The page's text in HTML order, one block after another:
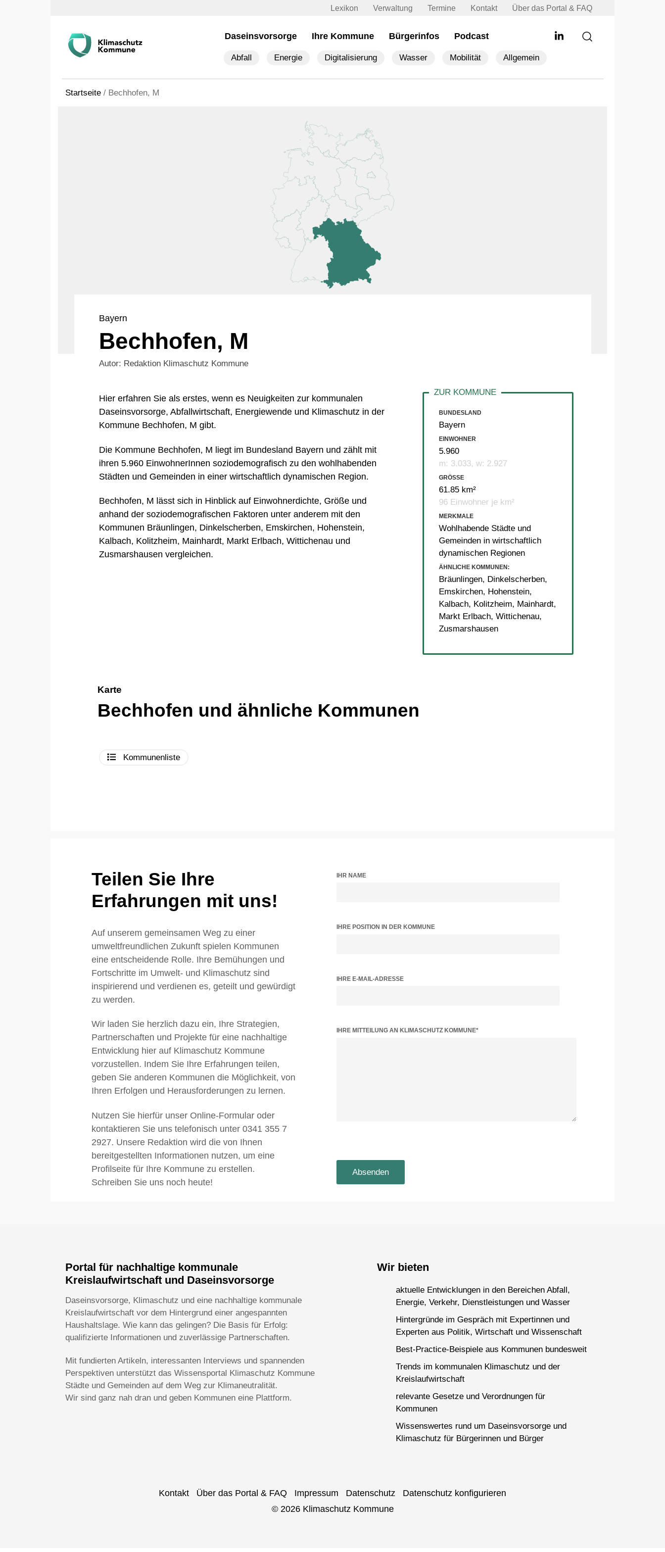
Lexikon Verwaltung Termine Kontakt Über das Portal & FAQ
Daseinsvorsorge Ihre Kommune Bürgerinfos Podcast
Abfall Energie Digitalisierung Wasser Mobilität Allgemein
Startseite / Bechhofen, M
Bayern
Bechhofen, M
Autor: Redaktion Klimaschutz Kommune
Hier erfahren Sie als erstes, wenn es Neuigkeiten zur kommunalen
Daseinsvorsorge, Abfallwirtschaft, Energiewende und Klimaschutz in der
Kommune Bechhofen, M gibt.
Die Kommune Bechhofen, M liegt im Bundesland Bayern und zählt mit
ihren 5.960 EinwohnerInnen soziodemografisch zu den wohlhabenden
Städten und Gemeinden in einer wirtschaftlich dynamischen Region.
Bechhofen, M lässt sich in Hinblick auf Einwohnerdichte, Größe und
anhand der soziodemografischen Faktoren unter anderem mit den
Kommunen Bräunlingen, Dinkelscherben, Emskirchen, Hohenstein,
Kalbach, Kolitzheim, Mainhardt, Markt Erlbach,Wittichenau und
Zusmarshausen vergleichen.
BUNDESLAND
Bayern
EINWOHNER
5.960
m: 3.033, w: 2.927
GRÖSSE
61.85 km²
96 Einwohner je km²
MERKMALE
Wohlhabende Städte und
Gemeinden in wirtschaftlich
dynamischen Regionen
ÄHNLICHE KOMMUNEN:
Bräunlingen, Dinkelscherben,
Emskirchen, Hohenstein,
Kalbach, Kolitzheim, Mainhardt,
Markt Erlbach,Wittichenau,
Zusmarshausen
Karte
Bechhofen und ähnliche Kommunen
Kommunenliste
Teilen Sie Ihre
Erfahrungen mit uns!
Auf unserem gemeinsamen Weg zu einer
umweltfreundlichen Zukunft spielen Kommunen
eine entscheidende Rolle. Ihre Bemühungen und
Fortschritte im Umwelt- und Klimaschutz sind
inspirierend und verdienen es, geteilt und gewürdigt
zu werden.
Wir laden Sie herzlich dazu ein, Ihre Strategien,
Partnerschaften und Projekte für eine nachhaltige
Entwicklung hier auf Klimaschutz Kommune
vorzustellen. Indem Sie Ihre Erfahrungen teilen,
geben Sie anderen Kommunen die Möglichkeit, von
Ihren Erfolgen und Herausforderungen zu lernen.
Nutzen Sie hierfür unser Online-Formular oder
kontaktieren Sie uns telefonisch unter 0341 355 7
2927. Unsere Redaktion wird die von Ihnen
bereitgestellten Informationen nutzen, um eine
Profilseite für Ihre Kommune zu erstellen.
Schreiben Sie uns noch heute!
IHR NAME
IHRE POSITION IN DER KOMMUNE
IHRE E-MAIL-ADRESSE
BITTE LASSE DIESES FELD LEER.
IHRE MITTEILUNG AN KLIMASCHUTZ KOMMUNE*
Portal für nachhaltige kommunale
Kreislaufwirtschaft und Daseinsvorsorge
Daseinsvorsorge, Klimaschutz und eine nachhaltige kommunale
Kreislaufwirtschaft vor dem Hintergrund einer angespannten
Haushaltslage. Wie kann das gelingen? Die Basis für Erfolg:
qualifizierte Informationen und zuverlässige Partnerschaften.
Mit fundierten Artikeln, interessanten Interviews und spannenden
Perspektiven unterstützt das Wissensportal Klimaschutz Kommune
Städte und Gemeinden auf dem Weg zur Klimaneutralität.
Wir sind ganz nah dran und geben Kommunen eine Plattform.
Wir bieten
aktuelle Entwicklungen in den Bereichen Abfall,
Energie, Verkehr, Dienstleistungen und Wasser
Hintergründe im Gespräch mit Expertinnen und
Experten aus Politik, Wirtschaft und Wissenschaft
Best-Practice-Beispiele aus Kommunen bundesweit
Trends im kommunalen Klimaschutz und der
Kreislaufwirtschaft
relevante Gesetze und Verordnungen für
Kommunen
Wissenswertes rund um Daseinsvorsorge und
Klimaschutz für Bürgerinnen und Bürger
Kontakt Über das Portal & FAQ Impressum Datenschutz
Datenschutz konfigurieren
© 2026 Klimaschutz Kommune